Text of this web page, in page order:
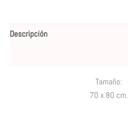
Descripción
Tamaño:
70 x 80 cm.